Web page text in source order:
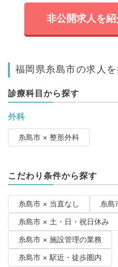
非公開求人を
福岡県糸島市の求人
診療科目から探す
外科
糸島市 × 整形外科
こだわり条件から探す
糸島市 × 当直なし
糸島
糸島市 × 土・日・祝日休み
糸島市 × 施設管理の業務
糸島市 × 駅近・徒歩圏内